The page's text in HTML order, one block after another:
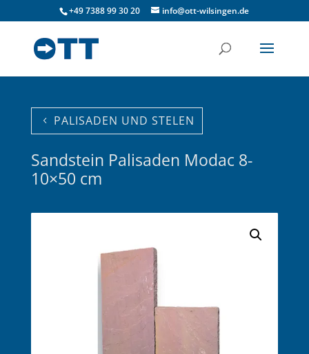
+49 7388 99 30 20 info@ott-wilsingen.de
PALISADEN UND STELEN
Sandstein Palisaden Modac 8-
10×50 cm